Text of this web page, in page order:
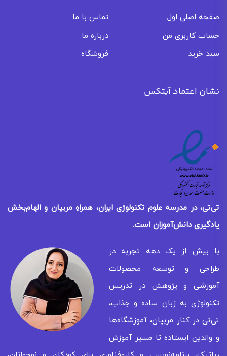
صفحه اصلی اول
تماس با ما
حساب کاربری من
درباره ما
سبد خرید
فروشگاه
نشان اعتماد آیتکس
تی‌تی، در مدرسه علوم تکنولوژی ایران، همراهِ مربیان و الهام‌بخش
یادگیریدانش‌آموزان است.
با بیش از یک دهه تجربه در
طراحی و توسعه محصولات
آموزشی و پژوهش در تدریس
تکنولوژی به زبان ساده و جذاب،
تی‌تی در کنار مربیان، آموزشگاه‌ها
و والدین ایستاده تا مسیر آموزش